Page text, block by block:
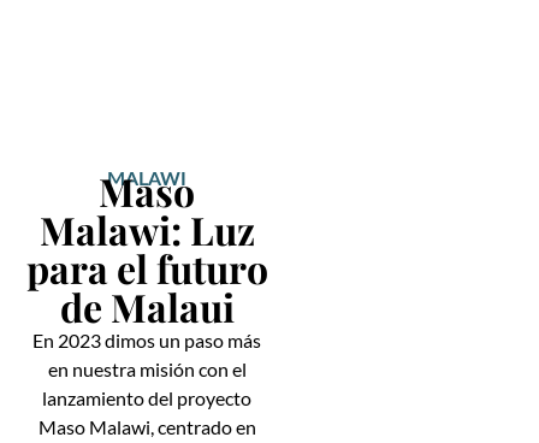
MALAWI
Maso
Malawi: Luz
para el futuro
de Malaui
En 2023 dimos un paso más
en nuestra misión con el
lanzamiento del proyecto
Maso Malawi, centrado en